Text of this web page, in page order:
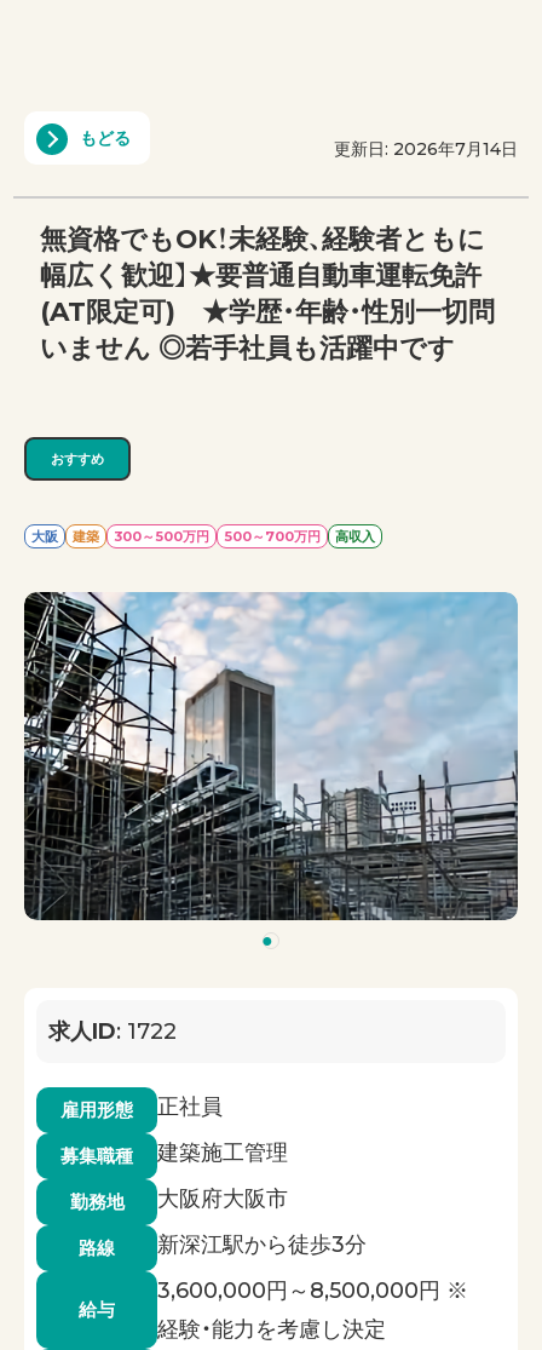
もどる 更新日: 2026年7月14日
無資格でもOK！未経験、経験者ともに
幅広く歓迎】★要普通自動車運転免許
(AT限定可) ★学歴・年齢・性別一切問
いません ◎若手社員も活躍中です
おすすめ
大阪 建築 300～500万円 500～700万円 高収入
求人ID: 1722
雇用形態 正社員
募集職種 建築施工管理
勤務地 大阪府大阪市
路線 新深江駅から徒歩3分
給与
3,600,000円～8,500,000円 ※
経験・能力を考慮し決定